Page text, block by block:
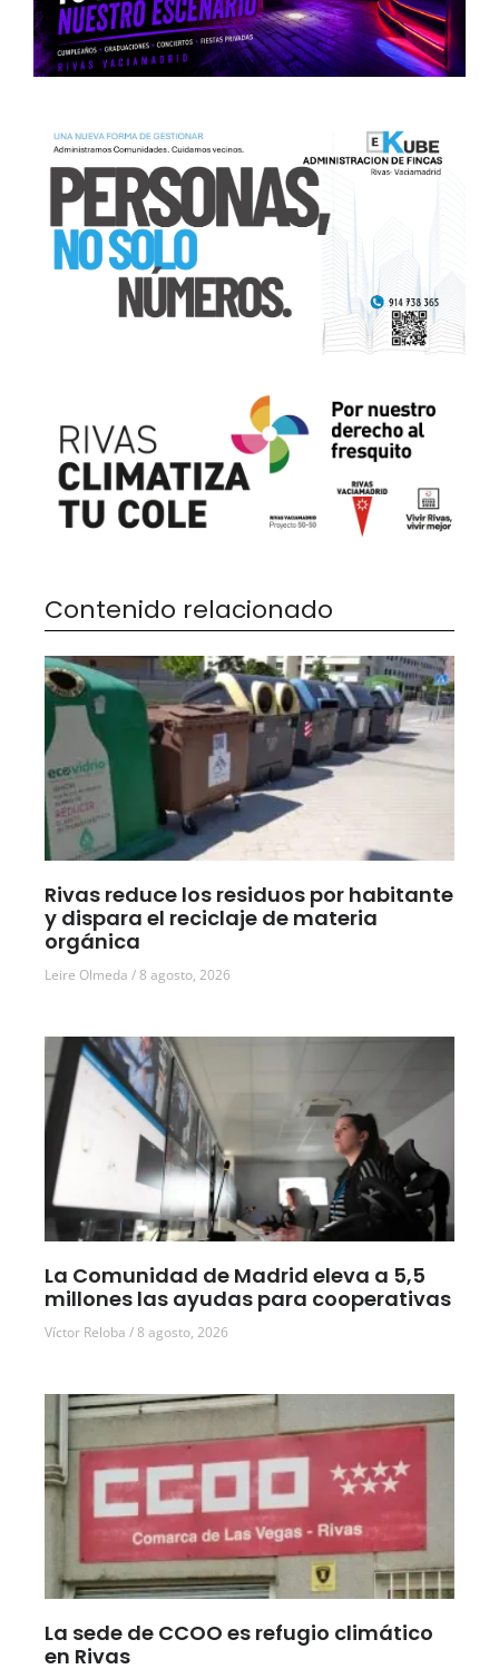
Contenido relacionado
Rivas reduce los residuos por habitante
y dispara el reciclaje de materia
orgánica
Leire Olmeda 8 agosto, 2026
La Comunidad de Madrid eleva a 5,5
millones las ayudas para cooperativas
Víctor Reloba 8 agosto, 2026
La sede de CCOO es refugio climático
en Rivas